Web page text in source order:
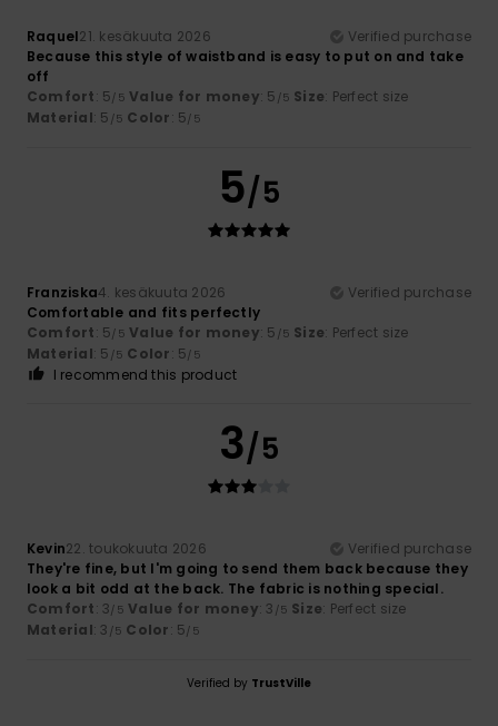
Raquel21. kesäkuuta 2026
Verified purchase
Because this style of waistband is easy to put on and take
off
Comfort: 5/5 Value for money: 5 /5 Size: Perfect size
Material: 5 /5 Color: 5/5
5/5
Franziska4. kesäkuuta 2026
Verified purchase
Comfortable and fits perfectly
Comfort: 5/5 Value for money: 5 /5 Size: Perfect size
Material: 5 /5 Color: 5/5
I recommend this product
3/5
Kevin22. toukokuuta 2026
Verified purchase
They're fine, but I'm going to send them back because they
look a bit odd at the back. The fabric is nothing special.
Comfort: 3/5 Value for money: 3 /5 Size: Perfect size
Material: 3 /5 Color: 5/5
Verified by TrustVille